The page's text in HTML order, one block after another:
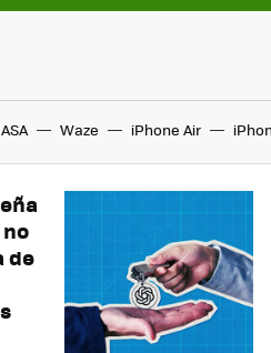
Waze iPhone Air
de